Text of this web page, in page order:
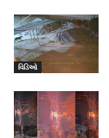
વિડિઓ